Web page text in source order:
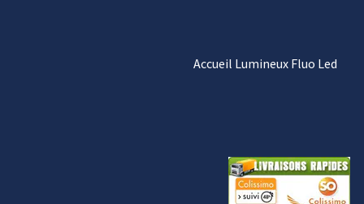
Accueil Lumineux Fluo Led